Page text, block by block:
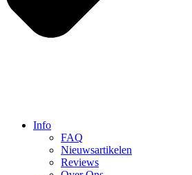
Info
FAQ
Nieuwsartikelen
Reviews